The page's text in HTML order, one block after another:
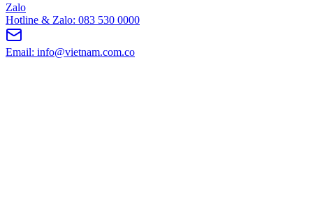
Zalo
Hotline & Zalo: 083 530 0000
Email: info@vietnam.com.co